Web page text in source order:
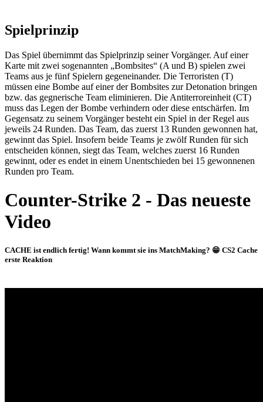
Spielprinzip
Das Spiel übernimmt das Spielprinzip seiner Vorgänger. Auf einer
Karte mit zwei sogenannten „Bombsites“ (A und B) spielen zwei
Teams aus je fünf Spielern gegeneinander. Die Terroristen (T)
müssen eine Bombe auf einer der Bombsites zur Detonation bringen
bzw. das gegnerische Team eliminieren. Die Antiterroreinheit (CT)
muss das Legen der Bombe verhindern oder diese entschärfen. Im
Gegensatz zu seinem Vorgänger besteht ein Spiel in der Regel aus
jeweils 24 Runden. Das Team, das zuerst 13 Runden gewonnen hat,
gewinnt das Spiel. Insofern beide Teams je zwölf Runden für sich
entscheiden können, siegt das Team, welches zuerst 16 Runden
gewinnt, oder es endet in einem Unentschieden bei 15 gewonnenen
Runden pro Team.
Counter-Strike 2 - Das neueste
Video
CACHE ist endlich fertig! Wann kommt sie ins MatchMaking? 😁 CS2 Cache
erste Reaktion